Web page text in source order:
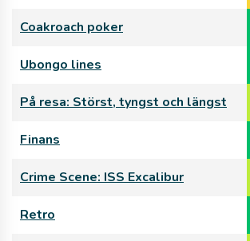
Coakroach poker
Ubongo lines
På resa: Störst, tyngst och längst
Finans
Crime Scene: ISS Excalibur
Retro